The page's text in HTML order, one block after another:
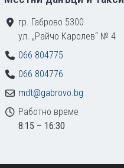
гр. Габрово 5300
ул. „Райчо Каролев“ № 4
066 804775
066 804776
mdt@gabrovo.bg
Работно време
8:15 – 16:30